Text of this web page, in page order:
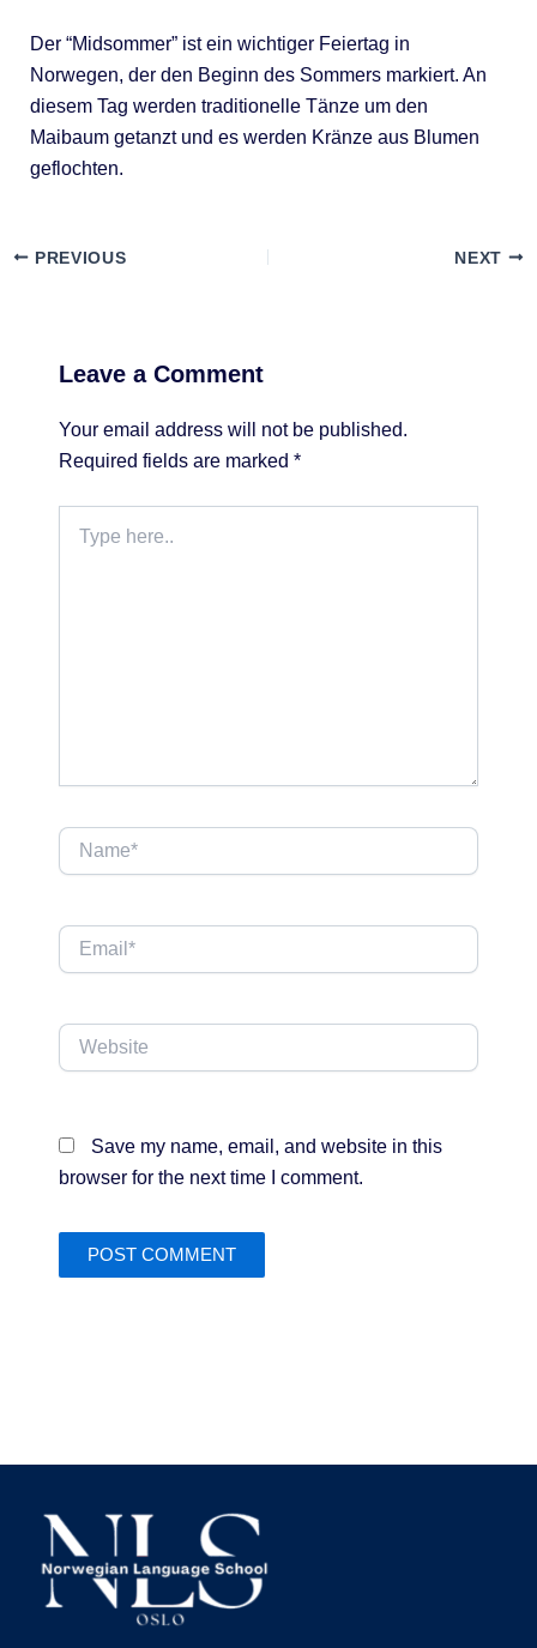
Der “Midsommer” ist ein wichtiger Feiertag in
Norwegen, der den Beginn des Sommers markiert. An
diesem Tag werden traditionelle Tänze um den
Maibaum getanzt und es werden Kränze aus Blumen
geflochten.
PREVIOUS NEXT
Leave a Comment
Your email address will not be published.
Required fields are marked *
here..
Name*
Email*
Website
Save my name, email, and website in this
browser for the next time I comment.